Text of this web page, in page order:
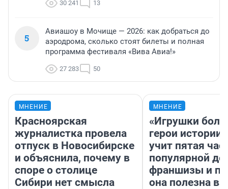
30 241 13
5
Авиашоу в Мочище — 2026: как добраться до
аэродрома, сколько стоят билеты и полная
программа фестиваля «Вива Авиа!»
27 283 50
МНЕНИЕ
Красноярская
журналистка провела
отпуск в Новосибирске
и объяснила, почему в
споре о столице
Сибири нет смысла
МНЕНИЕ
«Игрушки
герои
учит пятая
популярной
франшизы и
она полезна